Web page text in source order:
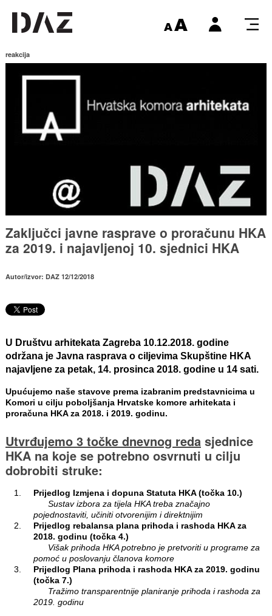
reakcija
Zaključci javne rasprave o proračunu HKA
za 2019. i najavljenoj 10. sjednici HKA
Autor/izvor: DAZ 12/12/2018
U Društvu arhitekata Zagreba 10.12.2018. godine
održana je Javna rasprava o ciljevima Skupštine HKA
najavljene za petak, 14. prosinca 2018. godine u 14 sati.
Upućujemo naše stavove prema izabranim predstavnicima u
Komori u cilju poboljšanja Hrvatske komore arhitekata i
proračuna HKA za 2018. i 2019. godinu.
Utvrđujemo 3 točke dnevnog redasjednice
HKA na koje se potrebno osvrnuti u cilju
dobrobiti struke:
Prijedlog Izmjena i dopuna Statuta HKA (točka 10.)
Sustav izbora za tijela HKA treba značajno
pojednostaviti, učiniti otvorenijim i direktnijim
Prijedlog rebalansa plana prihoda i rashoda HKA za
2018. godinu (točka 4.)
Višak prihoda HKA potrebno je pretvoriti u programe za
pomoć u poslovanju članova komore
Prijedlog Plana prihoda i rashoda HKA za 2019. godinu
(točka 7.)
Tražimo transparentnije planiranje prihoda i rashoda za
2019. godinu